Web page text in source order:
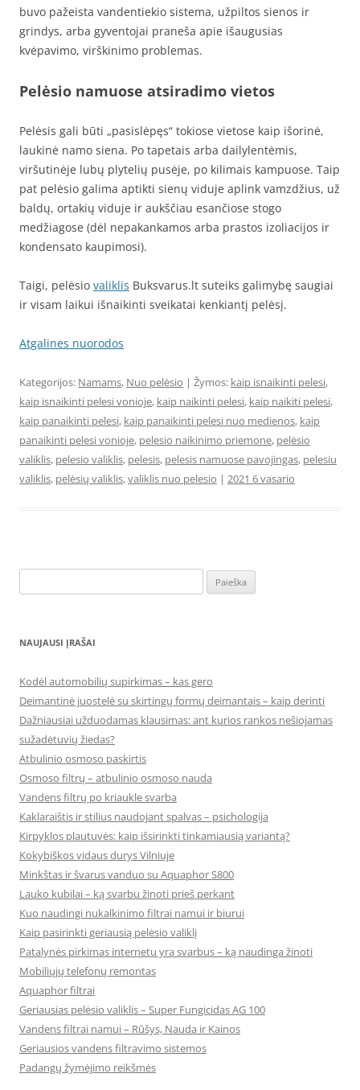
buvo pažeista vandentiekio sistema, užpiltos sienos ir
grindys, arba gyventojai praneša apie išaugusias
kvėpavimo, virškinimo problemas.
Pelėsio namuose atsiradimo vietos
Pelėsis gali būti „pasislėpęs“ tokiose vietose kaip išorinė,
laukinė namo siena. Po tapetais arba dailylentėmis,
viršutinėje lubų plytelių pusėje, po kilimais kampuose. Taip
pat pelėsio galima aptikti sienų viduje aplink vamzdžius, už
baldų, ortakių viduje ir aukščiau esančiose stogo
medžiagose (dėl nepakankamos arba prastos izoliacijos ir
kondensato kaupimosi).
Taigi, pelėsio valiklis Buksvarus.lt suteiks galimybę saugiai
ir visam laikui išnaikinti sveikatai kenkiantį pelėsį.
Atgalines nuorodos
Kategorijos: Namams, Nuo pelėsio | Žymos: kaip isnaikinti pelesi,
kaip isnaikinti pelesi vonioje, kaip naikinti pelesi, kaip naikiti pelesi,
kaip panaikinti pelesi, kaip panaikinti pelesi nuo medienos, kaip
panaikinti pelesi vonioje, pelesio naikinimo priemone, pelėsio
valiklis, pelesio valiklis, pelesis, pelesis namuose pavojingas, pelesiu
valiklis, pelėsių valiklis,valiklis nuo pelesio | 2021 6 vasario
NAUJAUSI ĮRAŠAI
Kodėl automobilių supirkimas – kas gero
Deimantinė juostelė su skirtingų formų deimantais – kaip derinti
Dažniausiai užduodamas klausimas: ant kurios rankos nešiojamas
sužadėtuvių žiedas?
Atbulinio osmoso paskirtis
Osmoso filtrų – atbulinio osmoso nauda
Vandens filtrų po kriaukle svarba
Kaklaraištis ir stilius naudojant spalvas – psichologija
Kirpyklos plautuvės: kaip išsirinkti tinkamiausią variantą?
Kokybiškos vidaus durys Vilniuje
Minkštas ir švarus vanduo su Aquaphor S800
Lauko kubilai – ką svarbu žinoti prieš perkant
Kuo naudingi nukalkinimo filtrai namui ir biurui
Kaip pasirinkti geriausią pelėsio valiklį
Patalynės pirkimas internetu yra svarbus – ką naudinga žinoti
Mobiliųjų telefonų remontas
Aquaphor filtrai
Geriausias pelėsio valiklis – Super Fungicidas AG 100
Vandens filtrai namui – Rūšys, Nauda ir Kainos
Geriausios vandens filtravimo sistemos
Padangų žymėjimo reikšmės